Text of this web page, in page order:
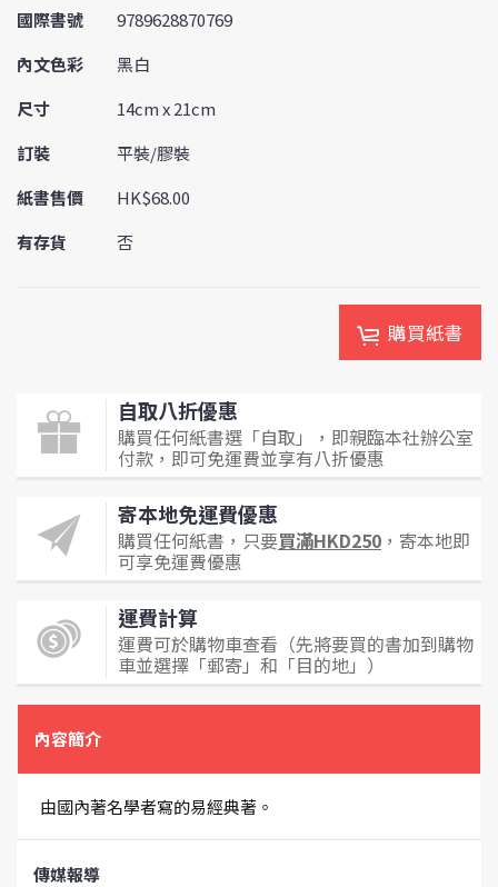
國際書號
9789628870769
內文色彩
黑白
尺寸
14cm x 21cm
訂裝
平裝/膠裝
紙書售價
HK$68.00
有存貨
否
購買紙書
自取八折優惠
購買任何紙書選「自取」，即親臨本社辦公室
付款，即可免運費並享有八折優惠
寄本地免運費優惠
購買任何紙書，只要買滿HKD250 ，寄本地即
可享免運費優惠
運費計算
運費可於購物車查看（先將要買的書加到購物
車並選擇「郵寄」和「目的地」）
內容簡介
由國內著名學者寫的易經典著。
傳媒報導